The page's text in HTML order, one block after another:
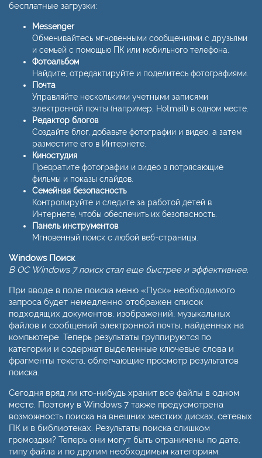
бесплатные загрузки:
Messenger
Обменивайтесь мгновенными сообщениями с друзьями
и семьей с помощью ПК или мобильного телефона.
Фотоальбом
Найдите, отредактируйте и поделитесь фотографиями.
Почта
Управляйте несколькими учетными записями
электронной почты (например, Hotmail) в одном месте.
Редактор блогов
Создайте блог, добавьте фотографии и видео, а затем
разместите его в Интернете.
Киностудия
Превратите фотографии и видео в потрясающие
фильмы и показы слайдов.
Семейная безопасность
Контролируйте и следите за работой детей в
Интернете, чтобы обеспечить их безопасность.
Панель инструментов
Мгновенный поиск с любой веб-страницы.
Windows Поиск
В ОС Windows 7 поиск стал еще быстрее и эффективнее.
При вводе в поле поиска меню «Пуск» необходимого
запроса будет немедленно отображен список
подходящих документов, изображений, музыкальных
файлов и сообщений электронной почты, найденных на
компьютере. Теперь результаты группируются по
категории и содержат выделенные ключевые слова и
фрагменты текста, облегчающие просмотр результатов
поиска.
Сегодня вряд ли кто-нибудь хранит все файлы в одном
месте. Поэтому в Windows 7 также предусмотрена
возможность поиска на внешних жестких дисках, сетевых
ПК и в библиотеках. Результаты поиска слишком
громоздки? Теперь они могут быть ограничены по дате,
типу файла и по другим необходимым категориям.